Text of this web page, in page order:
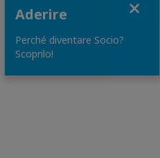
Aderire
Perché diventare Socio?
Scoprilo!